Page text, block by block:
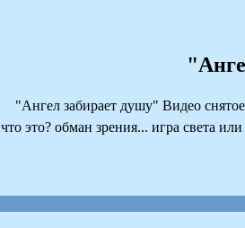
"Ангел забирает душу" Видео
что это? обман зрения... игра света или